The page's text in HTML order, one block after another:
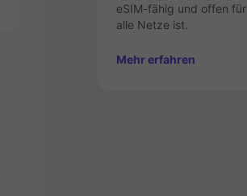
eSIM-fähig und offen für
alle Netze ist.
Mehr erfahren